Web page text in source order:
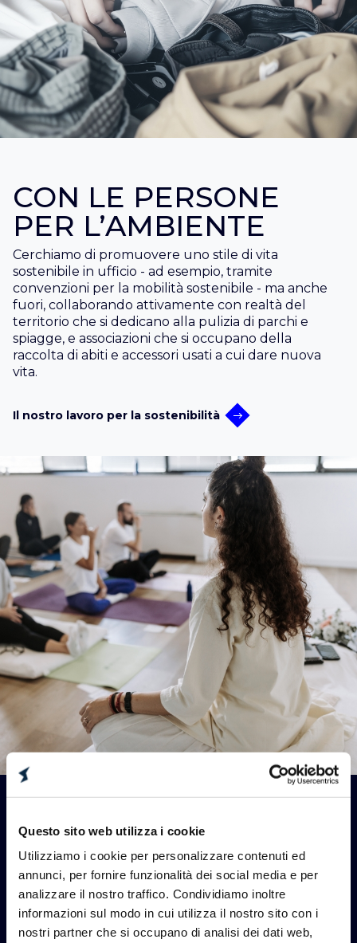
Questo sito web utilizza i cookie
Utilizziamo i cookie per personalizzare contenuti ed
annunci, per fornire funzionalità dei social media e per
analizzare il nostro traffico. Condividiamo inoltre
informazioni sul modo in cui utilizza il nostro sito con i
nostri partner che si occupano di analisi dei dati web,
CON LE PERSONE
PER L’AMBIENTE
Cerchiamo di promuovere uno stile di vita
sostenibile in ufficio - ad esempio, tramite
convenzioni per la mobilità sostenibile - ma anche
fuori, collaborando attivamente con realtà del
territorio che si dedicano alla pulizia di parchi e
spiagge, e associazioni che si occupano della
raccolta di abiti e accessori usati a cui dare nuova
vita.
Il nostro lavoro per la sostenibilità
CON LE PERSONE
PER IL BENESSERE
Per lavorare bene bisogna stare bene; crediamo sia
fondamentale fare la nostra parte per dare alle
persone di Sidea Group lo spazio e gli strumenti per